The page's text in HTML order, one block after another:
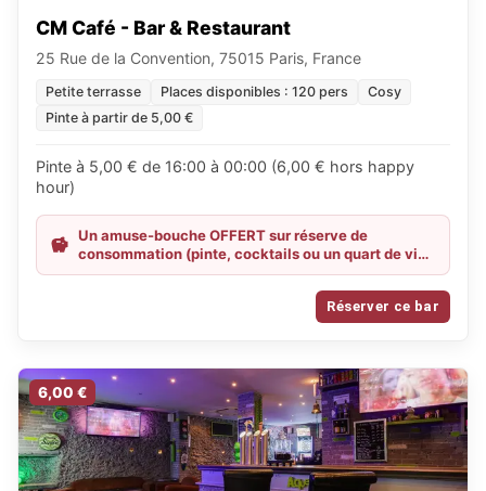
CM Café - Bar & Restaurant
25 Rue de la Convention, 75015 Paris, France
Petite terrasse Places disponibles : 120 pers
Cosy
Pinte à partir de 5,00 €
Pinte à 5,00 € de 16:00 à 00:00 (6,00 € hors happy
hour)
Un amuse-bouche OFFERT sur réserve de
consommation (pinte, cocktails ou un quart de vin
blanc)
Réserver ce bar
6,00 €